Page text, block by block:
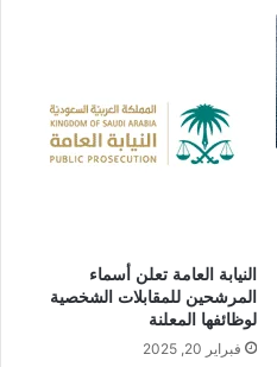
النيابة العامة تعلن أسماء
المرشحين للمقابلات الشخصية
لوظائفها المعلنة
فبراير 20, 2025